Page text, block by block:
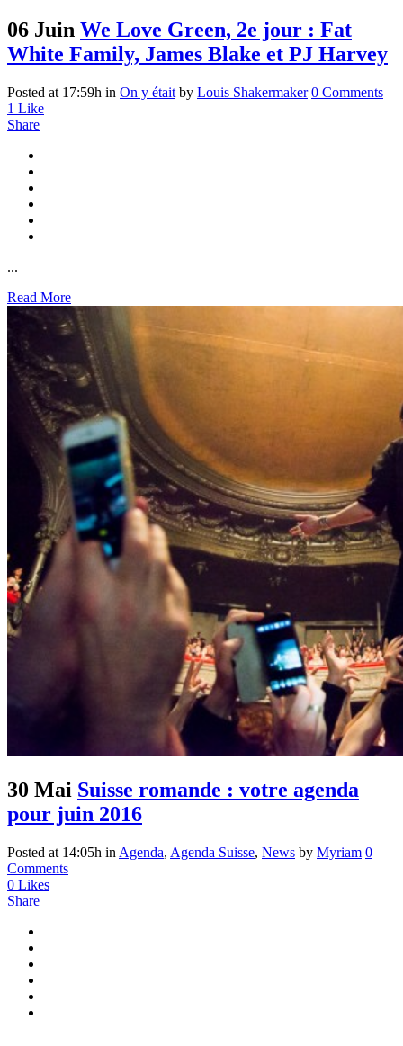
06 Juin We Love Green, 2e jour : Fat
White Family, James Blake et PJ Harvey
Posted at 17:59h in On y était by Louis Shakermaker 0 Comments
1 Like
Share
...
Read More
30 Mai Suisse romande : votre agenda
pour juin 2016
Posted at 14:05h in Agenda, Agenda Suisse, News by Myriam 0
Comments
0 Likes
Share